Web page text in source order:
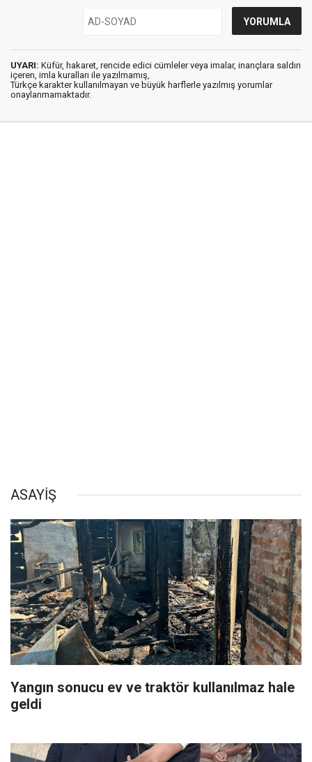
UYARI: Küfür, hakaret, rencide edici cümleler veya imalar, inançlara saldırı
içeren, imla kuralları ile yazılmamış,
Türkçe karakter kullanılmayan ve büyük harflerle yazılmış yorumlar
onaylanmamaktadır.
ASAYİŞ
Yangın sonucu ev ve traktör kullanılmaz hale
geldi